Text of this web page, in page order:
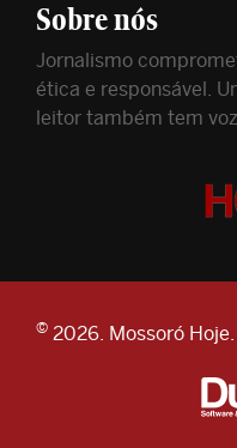
Sobre nós
Jornalismo
ética e responsável.
leitor também tem voz.
© 2026. Mossoró